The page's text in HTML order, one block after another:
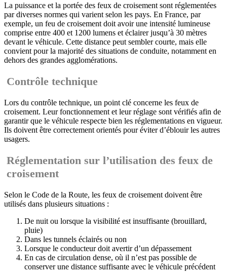
La puissance et la portée des feux de croisement sont réglementées
par diverses normes qui varient selon les pays. En France, par
exemple, un feu de croisement doit avoir une intensité lumineuse
comprise entre 400 et 1200 lumens et éclairer jusqu’à 30 mètres
devant le véhicule. Cette distance peut sembler courte, mais elle
convient pour la majorité des situations de conduite, notamment en
dehors des grandes agglomérations.
Contrôle technique
Lors du contrôle technique, un point clé concerne les feux de
croisement. Leur fonctionnement et leur réglage sont vérifiés afin de
garantir que le véhicule respecte bien les réglementations en vigueur.
Ils doivent être correctement orientés pour éviter d’éblouir les autres
usagers.
Réglementation sur l’utilisation des feux de
croisement
Selon le Code de la Route, les feux de croisement doivent être
utilisés dans plusieurs situations :
De nuit ou lorsque la visibilité est insuffisante (brouillard,
pluie)
Dans les tunnels éclairés ou non
Lorsque le conducteur doit avertir d’un dépassement
En cas de circulation dense, où il n’est pas possible de
conserver une distance suffisante avec le véhicule précédent